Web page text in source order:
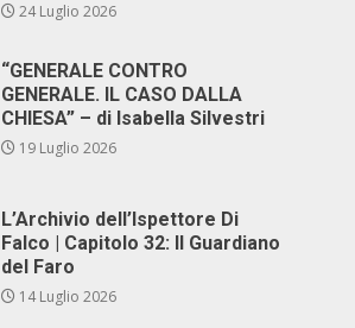
24 Luglio 2026
“GENERALE CONTRO
GENERALE. IL CASO DALLA
CHIESA” – di Isabella Silvestri
19 Luglio 2026
L’Archivio dell’Ispettore Di
Falco | Capitolo 32: Il Guardiano
del Faro
14 Luglio 2026